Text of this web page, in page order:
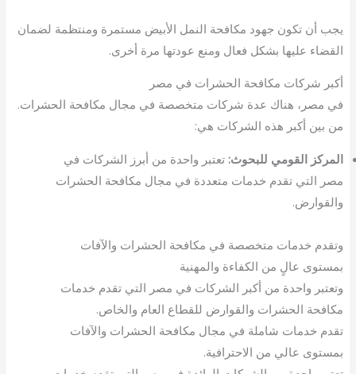
يجب أن تكون جهود مكافحة النمل الأبيض مستمرة ومنتظمة لضمان
القضاء عليها بشكل فعال ومنع عودتها مرة أخرى.
أكبر شركات مكافحة الحشرات في مصر
في مصر، هناك عدة شركات متخصصة في مجال مكافحة الحشرات.
من بين أكبر هذه الشركات هي:
المركز القومي للبحوث: تعتبر واحدة من أبرز الشركات في
مصر التي تقدم خدمات متعددة في مجال مكافحة الحشرات
والقوارض.
وتقدم خدمات متخصصة في مكافحة الحشرات والآفات
بمستوى عالٍ من الكفاءة والمهنية
وتعتبر واحدة من أكبر الشركات في مصر التي تقدم خدمات
مكافحة الحشرات والقوارض للقطاع العام والخاص.
تقدم خدمات شاملة في مجال مكافحة الحشرات والآفات
بمستوى عالي من الاحترافية.